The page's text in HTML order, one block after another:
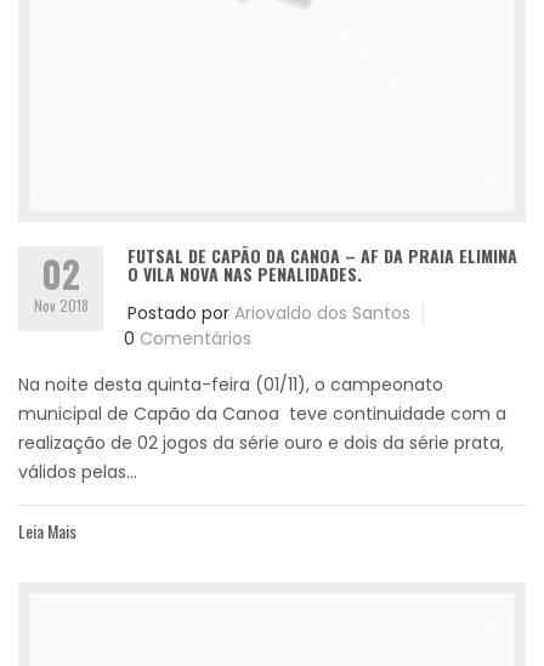
02
Nov 2018
FUTSAL DE CAPÃO DA CANOA – AF DA PRAIA ELIMINA
O VILA NOVA NAS PENALIDADES.
Postado por Ariovaldo dos Santos
0 Comentários
Na noite desta quinta-feira (01/11), o campeonato
municipal de Capão da Canoa teve continuidade com a
realização de 02 jogos da série ouro e dois da série prata,
válidos pelas...
Leia Mais